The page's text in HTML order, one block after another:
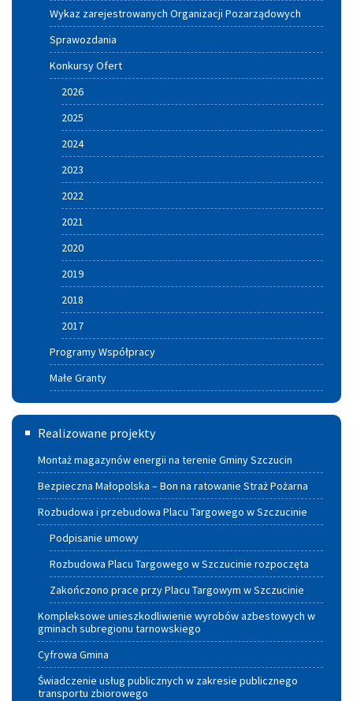
Miasta
Gminy
Szczucin
Wykaz zarejestrowanych Organizacji Pozarządowych
Sprawozdania
Konkursy Ofert
2026
2025
2024
2023
2022
2021
2020
2019
2018
2017
Programy Współpracy
Małe Granty
Termomodernizacja
Realizowane projekty
Montaż magazynów energii na terenie Gminy Szczucin
Bezpieczna Małopolska – Bon na ratowanie Straż Pożarna
Rozbudowa i przebudowa Placu Targowego w Szczucinie
Podpisanie umowy
Rozbudowa Placu Targowego w Szczucinie rozpoczęta
Zakończono prace przy Placu Targowym w Szczucinie
Kompleksowe unieszkodliwienie wyrobów azbestowych w
gminach subregionu tarnowskiego
Cyfrowa Gmina
Świadczenie usług publicznych w zakresie publicznego
transportu zbiorowego